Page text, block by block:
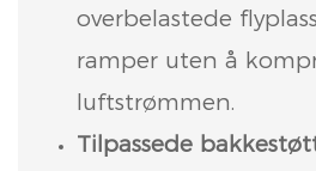
overbelastede
ramper uten å
luftstrømmen.
Tilpassede